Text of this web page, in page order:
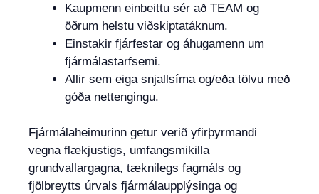
Kaupmenn einbeittu sér að TEAM og
öðrum helstu viðskiptatáknum.
Einstakir fjárfestar og áhugamenn um
fjármálastarfsemi.
Allir sem eiga snjallsíma og/eða tölvu með
góða nettengingu.
Fjármálaheimurinn getur verið yfirþyrmandi
vegna flækjustigs, umfangsmikilla
grundvallargagna, tæknilegs fagmáls og
fjölbreytts úrvals fjármálaupplýsinga og